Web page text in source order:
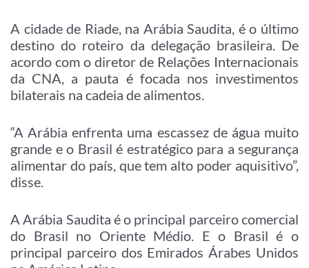
A cidade de Riade, na Arábia Saudita, é o último
destino do roteiro da delegação brasileira. De
acordo com o diretor de Relações Internacionais
da CNA, a pauta é focada nos investimentos
bilaterais na cadeia de alimentos.
“A Arábia enfrenta uma escassez de água muito
grande e o Brasil é estratégico para a segurança
alimentar do país, que tem alto poder aquisitivo”,
disse.
A Arábia Saudita é o principal parceiro comercial
do Brasil no Oriente Médio. E o Brasil é o
principal parceiro dos Emirados Árabes Unidos